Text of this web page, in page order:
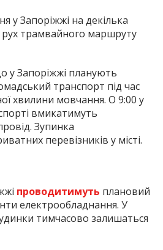
у Запоріжжі на декілька
рух трамвайного маршруту
у Запоріжжі планують
транспорт під час
хвилини мовчання. О 9:00 у
вмикатимуть
Зупинка
перевізників у місті.
проводитимуть плановий
електрообладнання. У
тимчасово залишаться